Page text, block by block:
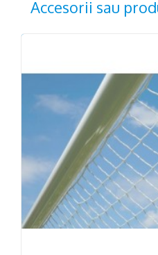
Accesorii sau